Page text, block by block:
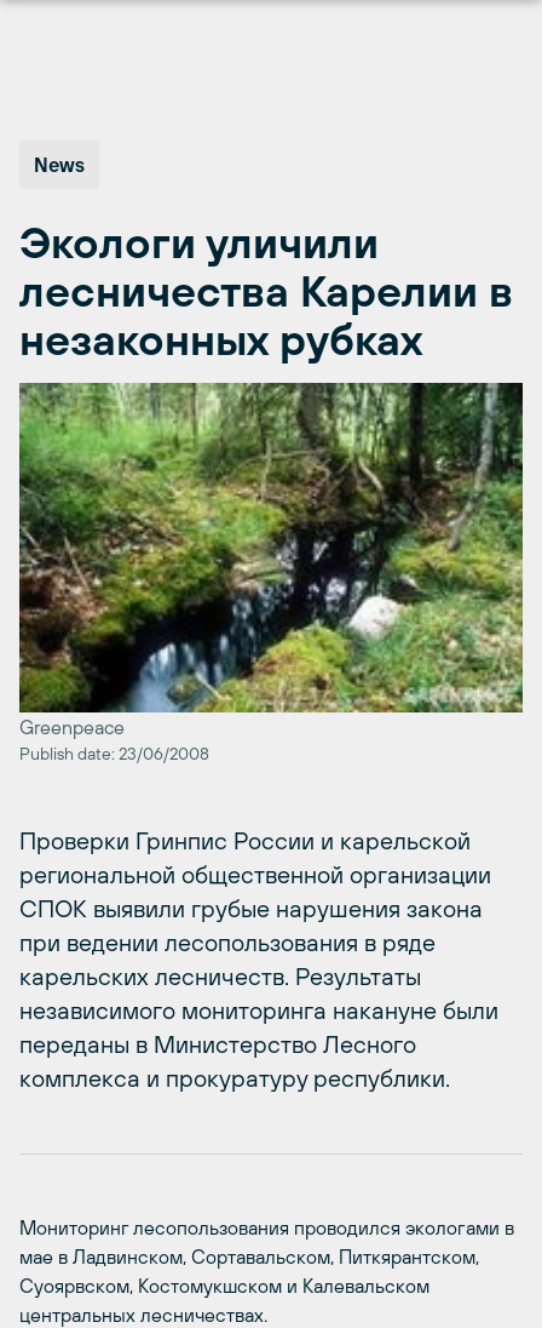
News
Экологи уличили
лесничества Карелии в
незаконных рубках
Greenpeace
Publish date: 23/06/2008
Проверки Гринпис России и карельской
региональной общественной организации
СПОК выявили грубые нарушения закона
при ведении лесопользования в ряде
карельских лесничеств. Результаты
независимого мониторинга накануне были
переданы в Министерство Лесного
комплекса и прокуратуру республики.
Мониторинг лесопользования проводился экологами в
мае в Ладвинском, Сортавальском, Питкярантском,
Суоярвском, Костомукшском и Калевальском
центральных лесничествах.